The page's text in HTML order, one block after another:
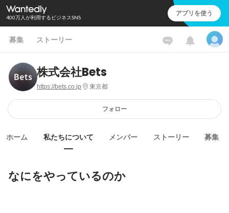
400万人が利用するビジネスSNS アプリを使う
募集 ストーリー
株式会社Bets
https://bets.co.jp 東京都
フォロー
ホーム 私たちについて メンバー ストーリー 募集
なにをやっているのか